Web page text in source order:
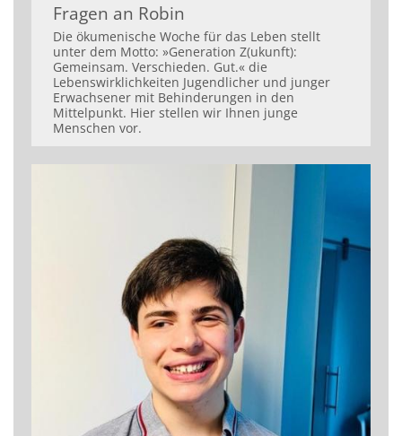
Fragen an Robin
Die ökumenische Woche für das Leben stellt
unter dem Motto: »Generation Z(ukunft):
Gemeinsam. Verschieden. Gut.« die
Lebenswirklichkeiten Jugendlicher und junger
Erwachsener mit Behinderungen in den
Mittelpunkt. Hier stellen wir Ihnen junge
Menschen vor.